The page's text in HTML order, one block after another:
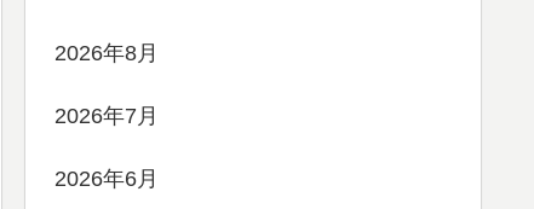
2026年8月
2026年7月
2026年6月